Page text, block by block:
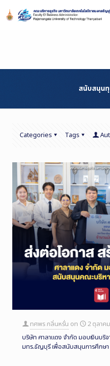
Content
สนับสนุน
Categories Tags
ทศพร กลิ่นหรั่น on
2 ตุลาค
บริษัท ศาลาแดง จำกัด มอบเงินบริ
มทร.ธัญบุรี เพื่อสนับสนุนการศึกษา